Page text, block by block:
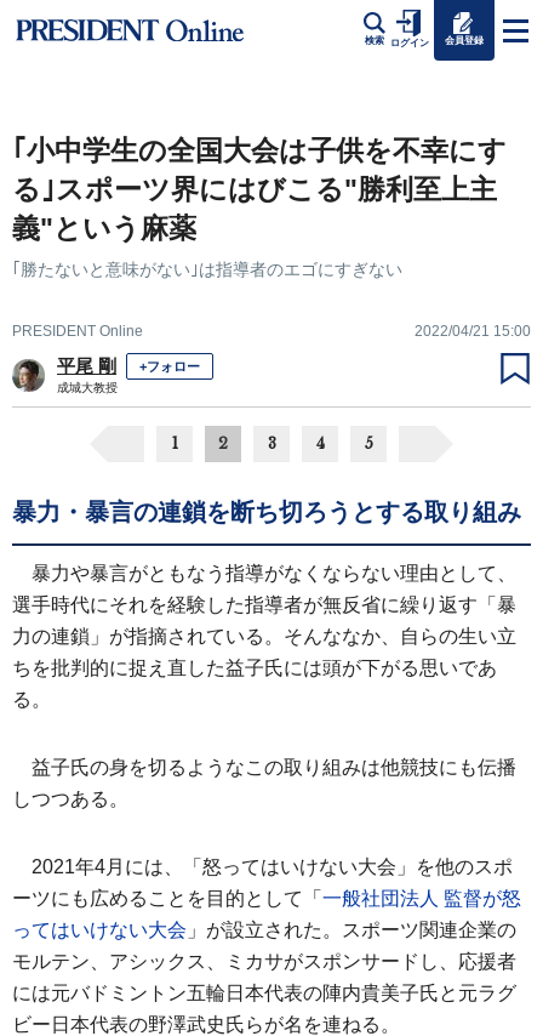
検索 ログイン 会員登録
｢小中学生の全国大会は子供を不幸にす
る｣スポーツ界にはびこる"勝利至上主
義"という麻薬
｢勝たないと意味がない｣は指導者のエゴにすぎない
PRESIDENT Online 2022/04/21 15:00
平尾 剛 +フォロー
成城大教授
1 2 3 4 5
暴力・暴言の連鎖を断ち切ろうとする取り組み
暴力や暴言がともなう指導がなくならない理由として、
選手時代にそれを経験した指導者が無反省に繰り返す「暴
力の連鎖」が指摘されている。そんななか、自らの生い立
ちを批判的に捉え直した益子氏には頭が下がる思いであ
る。
益子氏の身を切るようなこの取り組みは他競技にも伝播
しつつある。
2021年4月には、「怒ってはいけない大会」を他のスポ
ーツにも広めることを目的として「 一般社団法人 監督が怒
ってはいけない大会 」が設立された。スポーツ関連企業の
モルテン、アシックス、ミカサがスポンサードし、応援者
には元バドミントン五輪日本代表の陣内貴美子氏と元ラグ
ビー日本代表の野澤武史氏らが名を連ねる。